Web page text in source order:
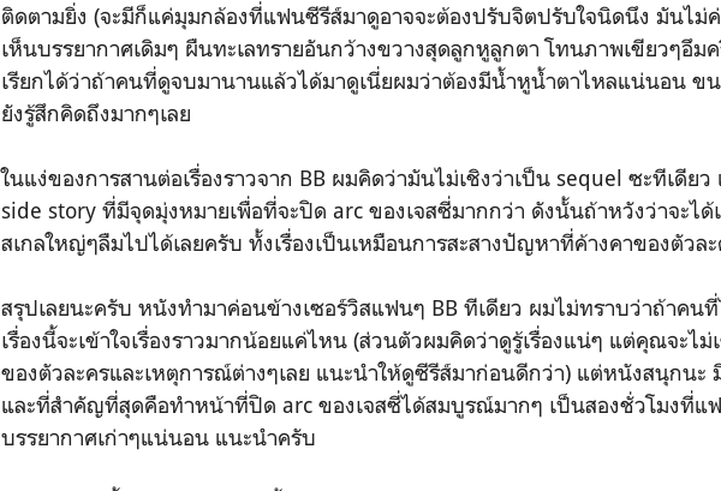
ติดตามยิ่ง (จะมีก็แค่มุมกล้องที่แฟนซีรีส์มาดูอาจจะต้องปรับจิตปรับใจนิดนึง มันไ
เห็นบรรยากาศเดิมๆ ผืนทะเลทรายอันกว้างขวางสุดลูกหูลูกตา โทนภาพเขียวๆอึมค
เรียกได้ว่าถ้าคนที่ดูจบมานานแล้วได้มาดูเนี่ยผมว่าต้องมีน้ำหูน้ำตาไหลแน่นอน ข
ยังรู้สึกคิดถึงมากๆเลย
ในแง่ของการสานต่อเรื่องราวจาก BB ผมคิดว่ามันไม่เชิงว่าเป็น sequel ซะทีเดีย
side story ที่มีจุดมุ่งหมายเพื่อที่จะปิด arc ของเจสซี่มากกว่า ดังนั้นถ้าหวังว่าจะได้
สเกลใหญ่ๆลืมไปได้เลยครับ ทั้งเรื่องเป็นเหมือนการสะสางปัญหาที่ค้างคาของตัวล
สรุปเลยนะครับ หนังทำมาค่อนข้างเซอร์วิสแฟนๆ BB ทีเดียว ผมไม่ทราบว่าถ้าคน
เรื่องนี้จะเข้าใจเรื่องราวมากน้อยแค่ไหน (ส่วนตัวผมคิดว่าดูรู้เรื่องแน่ๆ แต่คุณจะไ
ของตัวละครและเหตุการณ์ต่างๆเลย แนะนำให้ดูซีรีส์มาก่อนดีกว่า) แต่หนังสนุกนะ
และที่สำคัญที่สุดคือทำหน้าที่ปิด arc ของเจสซี่ได้สมบูรณ์มากๆ เป็นสองชั่วโมงที่แ
บรรยากาศเก่าๆแน่นอน แนะนำครับ